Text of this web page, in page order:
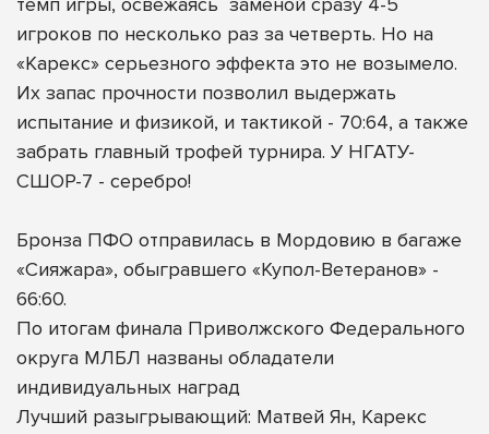
игроков по несколько раз за четверть. Но на
«Карекс» серьезного эффекта это не возымело.
Их запас прочности позволил выдержать
испытание и физикой, и тактикой - 70:64, а также
забрать главный трофей турнира. У НГАТУ-
СШОР-7 - серебро!
Бронза ПФО отправилась в Мордовию в багаже
«Сияжара», обыгравшего «Купол-Ветеранов» -
66:60.
По итогам финала Приволжского Федерального
округа МЛБЛ названы обладатели
индивидуальных наград
Лучший разыгрывающий: Матвей Ян, Карекс